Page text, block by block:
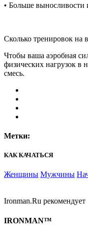
• Больше выносливости
Сколько тренировок на
Чтобы ваша аэробная
физических нагрузок в
смесь.
Метки:
КАК КАЧАТЬСЯ
Женщины Мужчины
Ironman.Ru рекомендует
IRONMAN™